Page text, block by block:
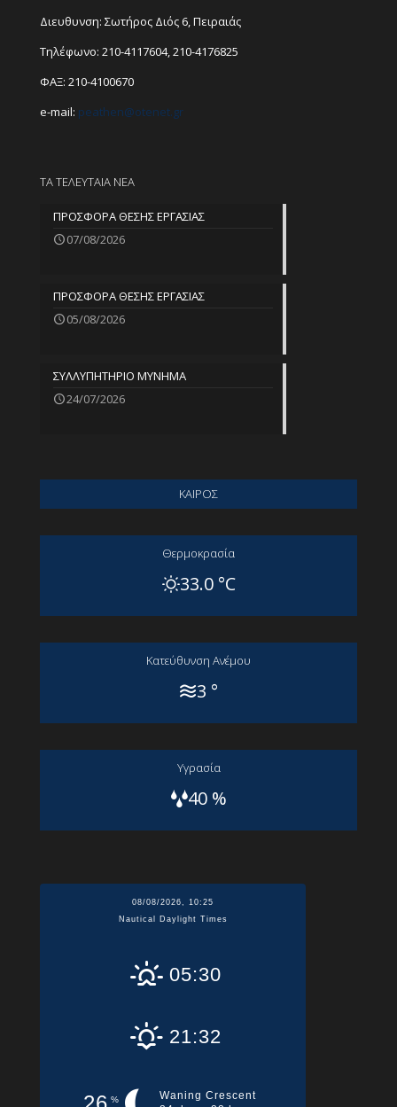
Διευθυνση: Σωτήρος Διός 6, Πειραιάς
Τηλέφωνο: 210-4117604,210-4176825
ΦΑΞ: 210-4100670
e-mail: peathen@otenet.gr
ΤΑ ΤΕΛΕΥΤΑΙΑ ΝΕΑ
ΠΡΟΣΦΟΡΑ ΘΕΣΗΣ ΕΡΓΑΣΙΑΣ
07/08/2026
ΠΡΟΣΦΟΡΑ ΘΕΣΗΣ ΕΡΓΑΣΙΑΣ
05/08/2026
ΣΥΛΛΥΠΗΤΗΡΙΟ ΜΥΝΗΜΑ
24/07/2026
ΚΑΙΡΟΣ
Θερμοκρασία
33.0 °C
Kατεύθυνση Aνέμου
3 °
Yγρασία
40 %
08/08/2026, 10:25
Nautical Daylight Times
05:30
21:32
%
Waning Crescent